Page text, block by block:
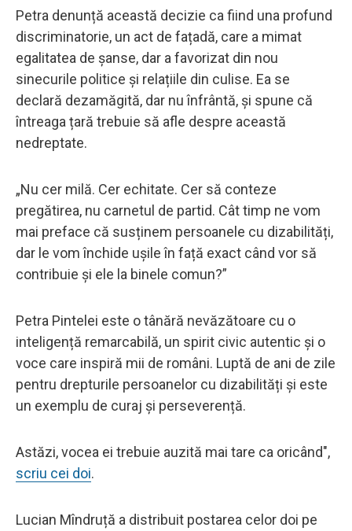
Petra denunță această decizie ca fiind una profund
discriminatorie, un act de fațadă, care a mimat
egalitatea de șanse, dar a favorizat din nou
sinecurile politice și relațiile din culise. Ea se
declară dezamăgită, dar nu înfrântă, și spune că
întreaga țară trebuie să afle despre această
nedreptate.
„Nu cer milă. Cer echitate. Cer să conteze
pregătirea, nu carnetul de partid. Cât timp ne vom
mai preface că susținem persoanele cu dizabilități,
dar le vom închide ușile în față exact când vor să
contribuie și ele la binele comun?”
Petra Pintelei este o tânără nevăzătoare cu o
inteligență remarcabilă, un spirit civic autentic și o
voce care inspiră mii de români. Luptă de ani de zile
pentru drepturile persoanelor cu dizabilități și este
un exemplu de curaj și perseverență.
Astăzi, vocea ei trebuie auzită mai tare ca oricând",
scriu cei doi.
Lucian Mîndruță a distribuit postarea celor doi pe